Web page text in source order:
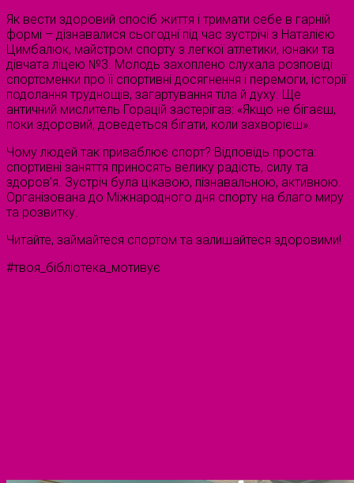
Як вести здоровий спосіб життя і тримати себе в гарній
формі – дізнавалися сьогодні під час зустрічі з Наталією
Цимбалюк, майстром спорту з легкої атлетики, юнаки та
дівчата ліцею №3. Молодь захоплено слухала розповіді
спортсменки про її спортивні досягнення і перемоги, історії
подолання труднощів, загартування тіла й духу. Ще
античний мислитель Горацій застерігав: «Якщо не бігаєш,
поки здоровий, доведеться бігати, коли захворієш».
Чому людей так приваблює спорт? Відповідь проста:
спортивні заняття приносять велику радість, силу та
здоров’я. Зустріч була цікавою, пізнавальною, активною.
Організована до Міжнародного дня спорту на благо миру
та розвитку.
Читайте, займайтеся спортом та залишайтеся здоровими!
#твоя_бібліотека_мотивує